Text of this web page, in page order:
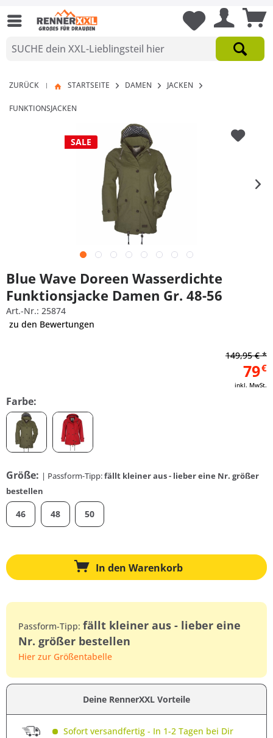
ZURÜCK | STARTSEITE DAMEN JACKEN
FUNKTIONSJACKEN
SALE
Blue Wave Doreen Wasserdichte
Funktionsjacke Damen Gr. 48-56
Art.-Nr.: 25874
zu den Bewertungen
79€
inkl. MwSt.
149,95 € *
Farbe:
Größe: | Passform-Tipp:fällt kleiner aus - lieber eine Nr. größer
bestellen
46 48 50
In den Warenkorb
Passform-Tipp: fällt kleiner aus - lieber eine
Nr. größer bestellen
Hier zur Größentabelle
Deine RennerXXL Vorteile
Sofort versandfertig - In 1-2 Tagen bei Dir